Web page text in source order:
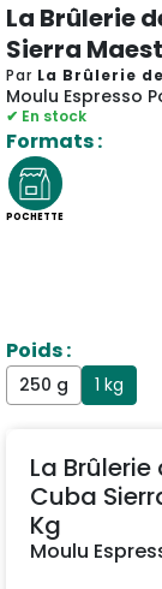
La Brûlerie
Sierra
Par La Brûlerie
Moulu Espresso
✔ En stock
Formats :
POCHETTE
Poids :
250 g 1 kg
La
Cuba
Kg
Moulu